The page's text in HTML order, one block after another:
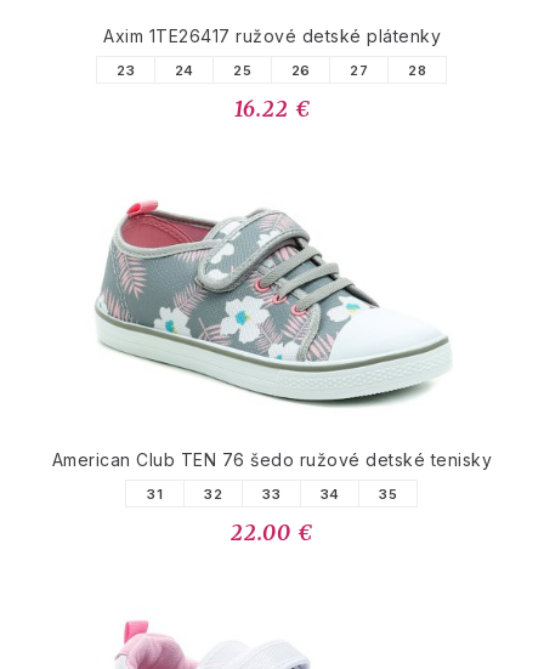
Axim 1TE26417 ružové detské plátenky
23 24 25 26 27 28
16.22 €
American Club TEN 76 šedo ružové detské tenisky
31 32 33 34 35
22.00 €